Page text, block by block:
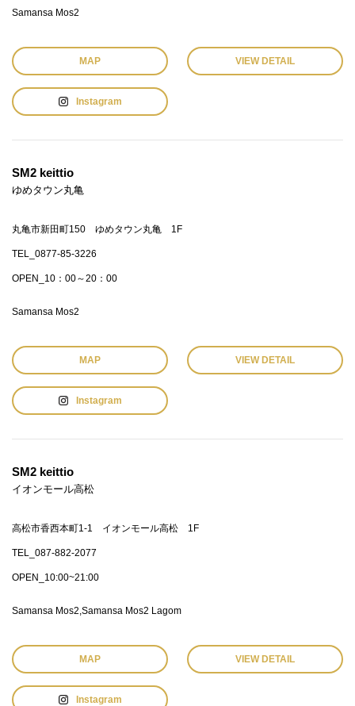
Samansa Mos2
MAP VIEW DETAIL
Instagram
SM2 keittio
ゆめタウン丸亀
丸亀市新田町150 ゆめタウン丸亀 1F
TEL_0877-85-3226
OPEN_10：00～20：00
Samansa Mos2
MAP VIEW DETAIL
Instagram
SM2 keittio
イオンモール高松
高松市香西本町1-1 イオンモール高松 1F
TEL_087-882-2077
OPEN_10:00~21:00
Samansa Mos2 Samansa Mos2 Lagom
MAP VIEW DETAIL
Instagram